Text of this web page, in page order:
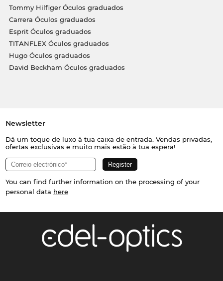
Tommy Hilfiger Óculos graduados
Carrera Óculos graduados
Esprit Óculos graduados
TITANFLEX Óculos graduados
Hugo Óculos graduados
David Beckham Óculos graduados
Newsletter
Dá um toque de luxo à tua caixa de entrada. Vendas privadas,
ofertas exclusivas e muito mais estão à tua espera!
You can find further information on the processing of your
personal data here